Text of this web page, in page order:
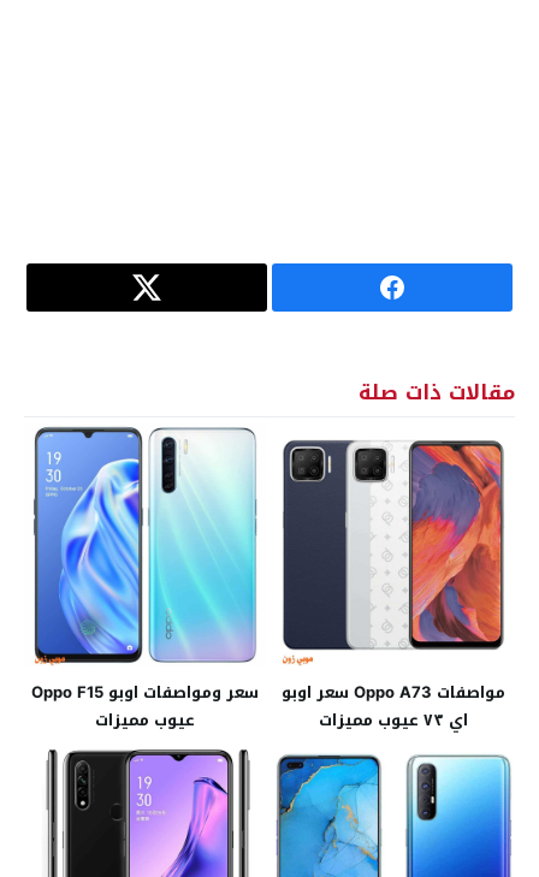
مقالات ذات صلة
مواصفات Oppo A73 سعر اوبو
اي ٧٣ عيوب مميزات
سعر ومواصفات اوبو Oppo F15
عيوب مميزات